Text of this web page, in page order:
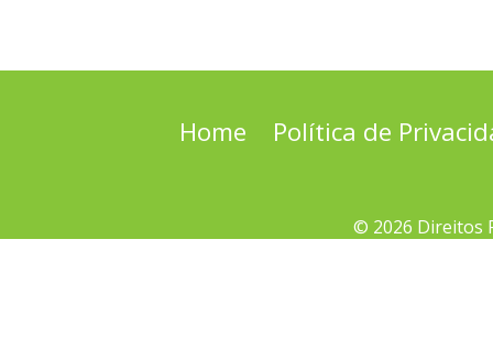
Home Política de
© 2026 Direitos